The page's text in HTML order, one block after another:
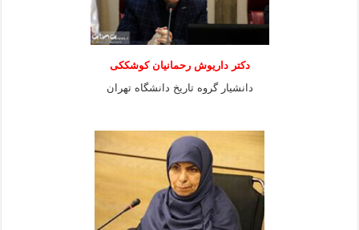
دکتر داریوش رحمانیان کوشککی
دانشیار گروه تاریخ دانشگاه تهران